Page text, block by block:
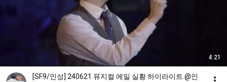
4:21
[SF9/인성] 240621 뮤지컬 에밀 실황 하이라이트 @인